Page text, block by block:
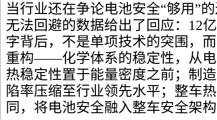
当行业还在争论电池安全“够用”
无法回避的数据给出了回应：12
字背后，不是单项技术的突围，
重构——化学体系的稳定性，从
热稳定性置于能量密度之前；制
陷率压缩至行业领先水平；整车
同，将电池安全融入整车安全架